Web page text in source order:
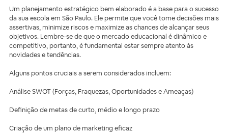
Um planejamento estratégico bem elaborado é a base para o sucesso
da sua escola em São Paulo. Ele permite que você tome decisões mais
assertivas, minimize riscos e maximize as chances de alcançar seus
objetivos. Lembre-se de que o mercado educacional é dinâmico e
competitivo, portanto, é fundamental estar sempre atento às
novidades e tendências.
Alguns pontos cruciais a serem considerados incluem:
Análise SWOT (Forças, Fraquezas, Oportunidades e Ameaças)
Definição de metas de curto, médio e longo prazo
Criação de um plano de marketing eficaz